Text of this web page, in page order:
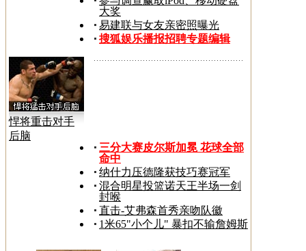
大奖
易建联与女友亲密照曝光
搜狐娱乐播报招聘专题编辑
悍将重击对手
后脑
三分大赛皮尔斯加冕 花球全部
命中
纳什力压德隆获技巧赛冠军
混合明星投篮诺天王半场一剑
封喉
直击-艾弗森首秀亲吻队徽
1米65"小个儿" 暴扣不输詹姆斯